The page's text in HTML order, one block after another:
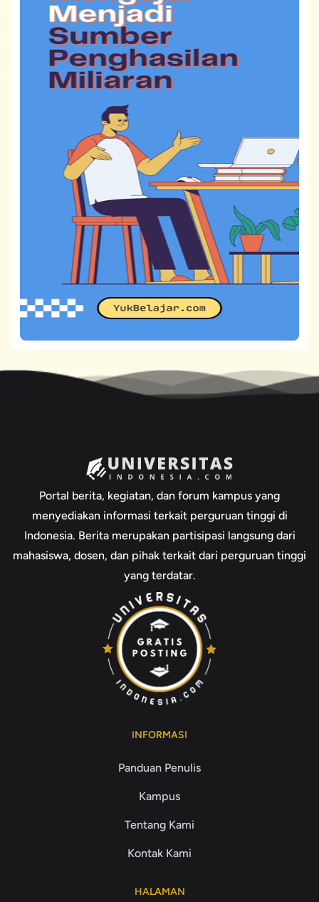
Portal berita, kegiatan, dan forum kampus yang
menyediakan informasi terkait perguruan tinggi di
Indonesia. Berita merupakan partisipasi langsung dari
mahasiswa, dosen, dan pihak terkait dari perguruan tinggi
yang terdatar.
INFORMASI
Panduan Penulis
Kampus
Tentang Kami
Kontak Kami
HALAMAN